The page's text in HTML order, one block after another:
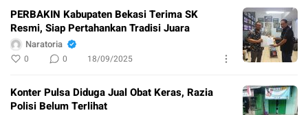
PERBAKIN Kabupaten Bekasi Terima SK
Resmi, Siap Pertahankan Tradisi Juara
Naratoria
0 0 18/09/2025
Konter Pulsa Diduga Jual Obat Keras, Razia
Polisi Belum Terlihat